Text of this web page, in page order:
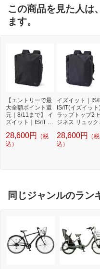
この商品を見た人は
ます。
【エントリーで最
大全額ポイント還
元｜8/11まで】 イ
ズイット｜IS/IT I
ラップトップ2 ビ
ジネス リュック I
28,600円
（税
込）
イズイット｜IS/
IS/IT(イズイッ
ラップトップ2
ジネス リュック I
ン 929712
28,600円
（税
込）
同じジャンルのラン